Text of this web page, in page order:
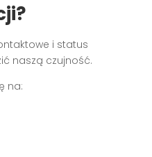
i status
naszą czujność.
na: